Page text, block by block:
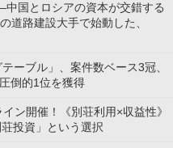
国とロシアの資本が交錯する
道路建設大手で始動した、
ーブル」、案件数ベース3冠、
倒的1位を獲得
ン開催！《別荘利用×収益性》
投資」という選択